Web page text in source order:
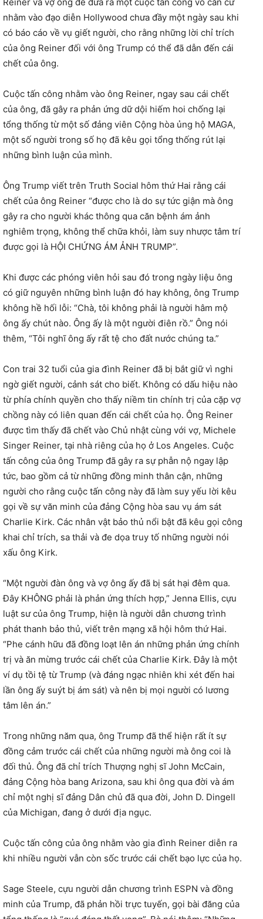
nhằm vào đạo diễn Hollywood chưa đầy một ngày sau khi
có báo cáo về vụ giết người, cho rằng những lời chỉ trích
của ông Reiner đối với ông Trump có thể đã dẫn đến cái
chết của ông.
Cuộc tấn công nhằm vào ông Reiner, ngay sau cái chết
của ông, đã gây ra phản ứng dữ dội hiếm hoi chống lại
tổng thống từ một số đảng viên Cộng hòa ủng hộ MAGA,
một số người trong số họ đã kêu gọi tổng thống rút lại
những bình luận của mình.
Ông Trump viết trên Truth Social hôm thứ Hai rằng cái
chết của ông Reiner “được cho là do sự tức giận mà ông
gây ra cho người khác thông qua căn bệnh ám ảnh
nghiêm trọng, không thể chữa khỏi, làm suy nhược tâm trí
được gọi là HỘI CHỨNG ÁM ẢNH TRUMP”.
Khi được các phóng viên hỏi sau đó trong ngày liệu ông
có giữ nguyên những bình luận đó hay không, ông Trump
không hề hối lỗi: “Chà, tôi không phải là người hâm mộ
ông ấy chút nào. Ông ấy là một người điên rồ.” Ông nói
thêm, “Tôi nghĩ ông ấy rất tệ cho đất nước chúng ta.”
Con trai 32 tuổi của gia đình Reiner đã bị bắt giữ vì nghi
ngờ giết người, cảnh sát cho biết. Không có dấu hiệu nào
từ phía chính quyền cho thấy niềm tin chính trị của cặp vợ
chồng này có liên quan đến cái chết của họ. Ông Reiner
được tìm thấy đã chết vào Chủ nhật cùng với vợ, Michele
Singer Reiner, tại nhà riêng của họ ở Los Angeles. Cuộc
tấn công của ông Trump đã gây ra sự phẫn nộ ngay lập
tức, bao gồm cả từ những đồng minh thân cận, những
người cho rằng cuộc tấn công này đã làm suy yếu lời kêu
gọi về sự văn minh của đảng Cộng hòa sau vụ ám sát
Charlie Kirk. Các nhân vật bảo thủ nổi bật đã kêu gọi công
khai chỉ trích, sa thải và đe dọa truy tố những người nói
xấu ông Kirk.
“Một người đàn ông và vợ ông ấy đã bị sát hại đêm qua.
Đây KHÔNG phải là phản ứng thích hợp,” Jenna Ellis, cựu
luật sư của ông Trump, hiện là người dẫn chương trình
phát thanh bảo thủ, viết trên mạng xã hội hôm thứ Hai.
“Phe cánh hữu đã đồng loạt lên án những phản ứng chính
trị và ăn mừng trước cái chết của Charlie Kirk. Đây là một
ví dụ tồi tệ từ Trump (và đáng ngạc nhiên khi xét đến hai
lần ông ấy suýt bị ám sát) và nên bị mọi người có lương
tâm lên án.”
Trong những năm qua, ông Trump đã thể hiện rất ít sự
đồng cảm trước cái chết của những người mà ông coi là
đối thủ. Ông đã chỉ trích Thượng nghị sĩ John McCain,
đảng Cộng hòa bang Arizona, sau khi ông qua đời và ám
chỉ một nghị sĩ đảng Dân chủ đã qua đời, John D. Dingell
của Michigan, đang ở dưới địa ngục.
Cuộc tấn công của ông nhằm vào gia đình Reiner diễn ra
khi nhiều người vẫn còn sốc trước cái chết bạo lực của họ.
Sage Steele, cựu người dẫn chương trình ESPN và đồng
minh của Trump, đã phản hồi trực tuyến, gọi bài đăng của